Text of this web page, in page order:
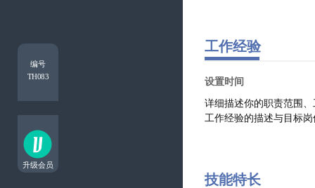
编号
TH083
升级会员
工作经验
技能特长